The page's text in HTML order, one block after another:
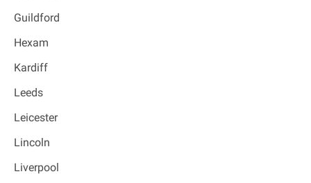
Guildford
Hexam
Kardiff
Leeds
Leicester
Lincoln
Liverpool